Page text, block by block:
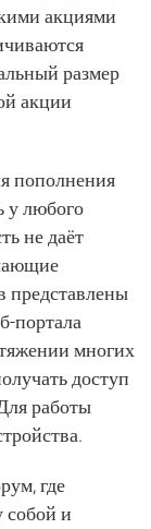
акциями
размер
акции
пополнения
у любого
не даёт
представлены
портала
многих
доступ
работы
где
собой и